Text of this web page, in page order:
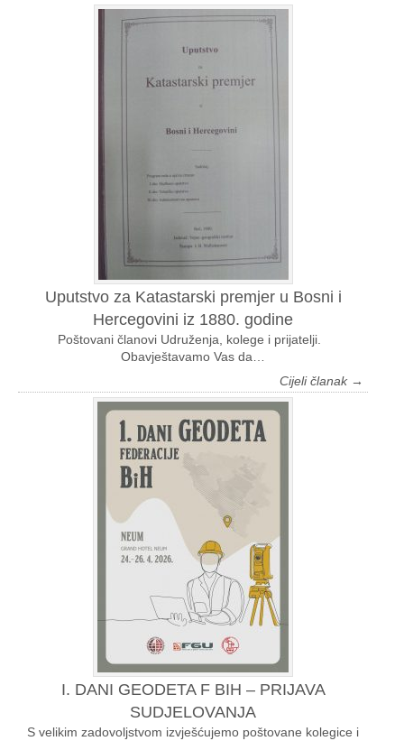
Uputstvo za Katastarski premjer u Bosni i
Hercegovini iz 1880. godine
Poštovani članovi Udruženja, kolege i prijatelji.
Obavještavamo Vas da…
Cijeli članak →
I. DANI GEODETA F BIH – PRIJAVA
SUDJELOVANJA
S velikim zadovoljstvom izvješćujemo poštovane kolegice i